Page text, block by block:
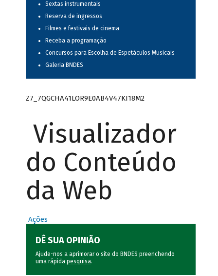
Sextas instrumentais
Reserva de ingressos
Filmes e festivais de cinema
Receba a programação
Concursos para Escolha de Espetáculos Musicais
Galeria BNDES
Z7_7QGCHA41LOR9E0AB4V47KI18M2
Visualizador
do Conteúdo
da Web
Ações
DÊ SUA OPINIÃO
Ajude-nos a aprimorar o site do BNDES preenchendo
uma rápida pesquisa.